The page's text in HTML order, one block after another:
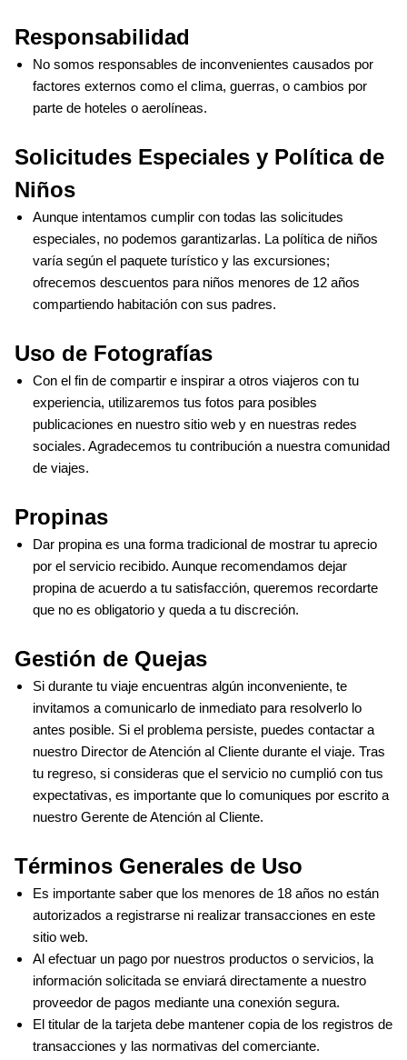
Responsabilidad
No somos responsables de inconvenientes causados por
factores externos como el clima, guerras, o cambios por
parte de hoteles o aerolíneas.
Solicitudes Especiales y Política de
Niños
Aunque intentamos cumplir con todas las solicitudes
especiales, no podemos garantizarlas. La política de niños
varía según el paquete turístico y las excursiones;
ofrecemos descuentos para niños menores de 12 años
compartiendo habitación con sus padres.
Uso de Fotografías
Con el fin de compartir e inspirar a otros viajeros con tu
experiencia, utilizaremos tus fotos para posibles
publicaciones en nuestro sitio web y en nuestras redes
sociales. Agradecemos tu contribución a nuestra comunidad
de viajes.
Propinas
Dar propina es una forma tradicional de mostrar tu aprecio
por el servicio recibido. Aunque recomendamos dejar
propina de acuerdo a tu satisfacción, queremos recordarte
que no es obligatorio y queda a tu discreción.
Gestión de Quejas
Si durante tu viaje encuentras algún inconveniente, te
invitamos a comunicarlo de inmediato para resolverlo lo
antes posible. Si el problema persiste, puedes contactar a
nuestro Director de Atención al Cliente durante el viaje. Tras
tu regreso, si consideras que el servicio no cumplió con tus
expectativas, es importante que lo comuniques por escrito a
nuestro Gerente de Atención al Cliente.
Términos Generales de Uso
Es importante saber que los menores de 18 años no están
autorizados a registrarse ni realizar transacciones en este
sitio web.
Al efectuar un pago por nuestros productos o servicios, la
información solicitada se enviará directamente a nuestro
proveedor de pagos mediante una conexión segura.
El titular de la tarjeta debe mantener copia de los registros de
transacciones y las normativas del comerciante.